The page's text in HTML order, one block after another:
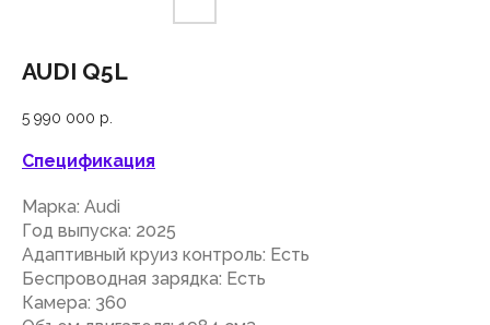
AUDI Q5L
5 990 000 р.
Спецификация
Марка: Audi
Год выпуска: 2025
Адаптивный круиз контроль: Есть
Беспроводная зарядка: Есть
Камера: 360